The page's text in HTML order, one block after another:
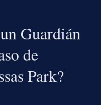
Guardián
de
Park?